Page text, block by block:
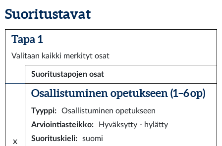
Suoritustavat
Tapa 1
Valitaan kaikki merkityt osat
Suoritustapojen osat
x
Osallistuminen opetukseen (1–6 op)
Tyyppi:
Osallistuminen opetukseen
Arviointiasteikko:
Hyväksytty - hylätty
Suorituskieli: suomi